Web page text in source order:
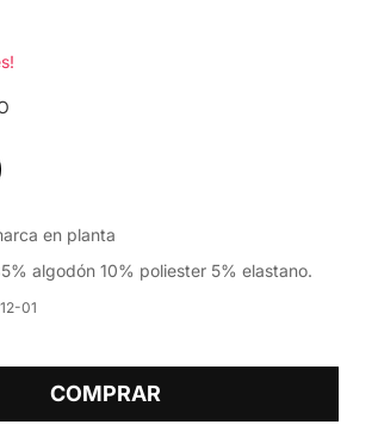
en planta
algodón 10% poliester 5% elastano.
01
COMPRAR